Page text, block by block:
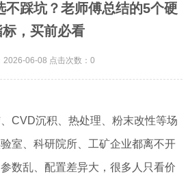
不踩坑？老师傅总结的5个硬
标，买前必看
2026-06-08 点击次数：0
CVD沉积、热处理、粉末改性等场
室、科研院所、工矿企业都离不开
数乱、配置差异大，很多人只看价